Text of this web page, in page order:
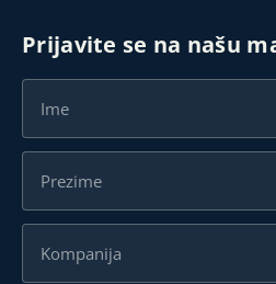
Prijavite se na našu